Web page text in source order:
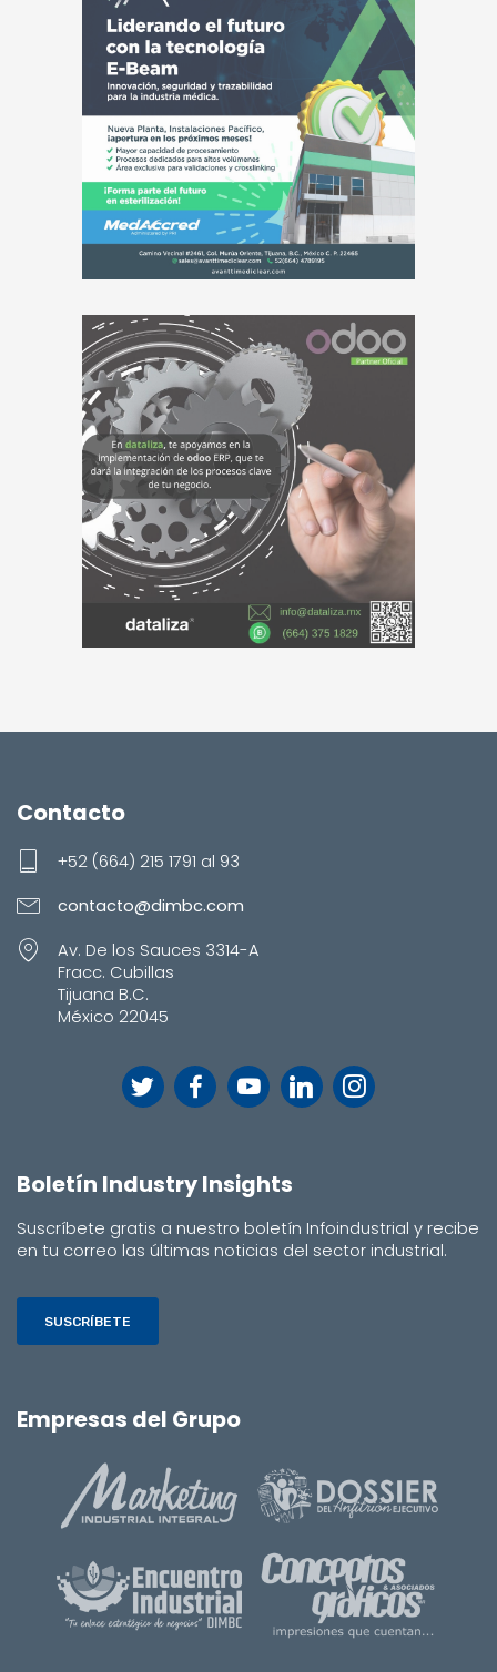
Contacto
+52 (664) 215 1791 al 93
contacto@dimbc.com
Av. De los Sauces 3314-A
Fracc. Cubillas
Tijuana B.C.
México 22045
Boletín Industry Insights
Suscríbete gratis a nuestro boletín Infoindustrial y recibe
en tu correo las últimas noticias del sector industrial.
SUSCRÍBETE
Empresas del Grupo